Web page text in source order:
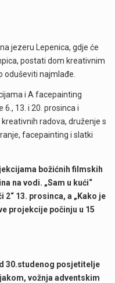
jezeru Lepenica, gdje će
postati dom kreativnim
oduševiti najmlađe.
i A facepainting
13. i 20. prosinca i
radova, druženje s
facepainting i slatki
božićnih filmskih
na vodi. „Sam u kući“
2“ 13. prosinca, a „Kako je
projekcije počinju u 15
30.studenog posjetitelje
vožnja adventskim